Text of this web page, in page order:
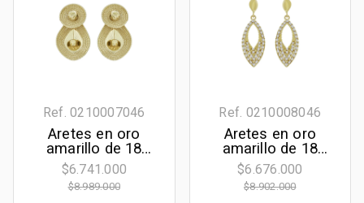
Ref. 0210007046
Aretes en oro
amarillo de 18
Kilates con visos
satinado, Figuras
geométricas
$6.741.000
$8.989.000
Ref. 0210008046
Aretes en oro
amarillo de 18
Kilates con visos,
Hoja
$6.676.000
$8.902.000